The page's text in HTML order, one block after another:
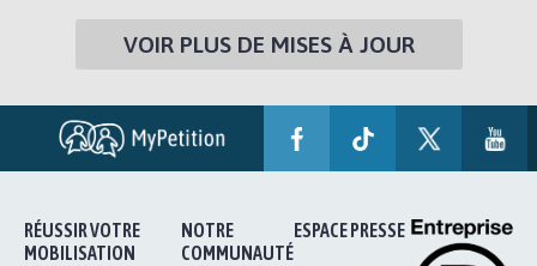
VOIR PLUS DE MISES À JOUR
RÉUSSIR VOTRE
MOBILISATION
NOTRE
COMMUNAUTÉ
ESPACE PRESSE